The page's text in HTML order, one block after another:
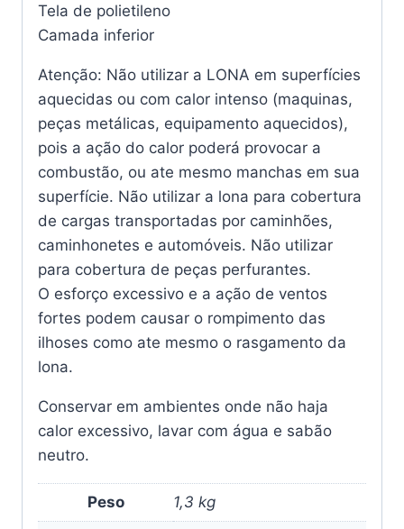
Tela de polietileno
Camada inferior
Atenção: Não utilizar a LONA em superfícies
aquecidas ou com calor intenso (maquinas,
peças metálicas, equipamento aquecidos),
pois a ação do calor poderá provocar a
combustão, ou ate mesmo manchas em sua
superfície. Não utilizar a lona para cobertura
de cargas transportadas por caminhões,
caminhonetes e automóveis. Não utilizar
para cobertura de peças perfurantes.
O esforço excessivo e a ação de ventos
fortes podem causar o rompimento das
ilhoses como ate mesmo o rasgamento da
lona.
Conservar em ambientes onde não haja
calor excessivo, lavar com água e sabão
neutro.
Peso 1,3 kg